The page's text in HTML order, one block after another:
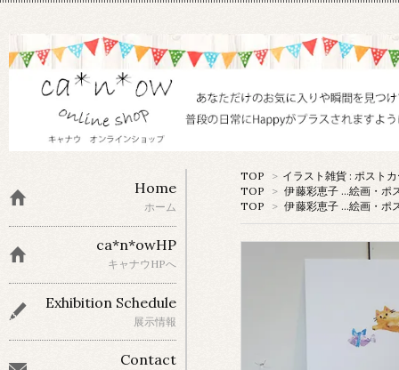
TOP > イラスト雑貨 : ポスト
TOP
> 伊藤彩恵子 …絵画・ポ
TOP
> 伊藤彩恵子 …絵画・ポ
Home
ホーム
ca*n*owHP
キャナウHPへ
Exhibition Schedule
展示情報
Contact